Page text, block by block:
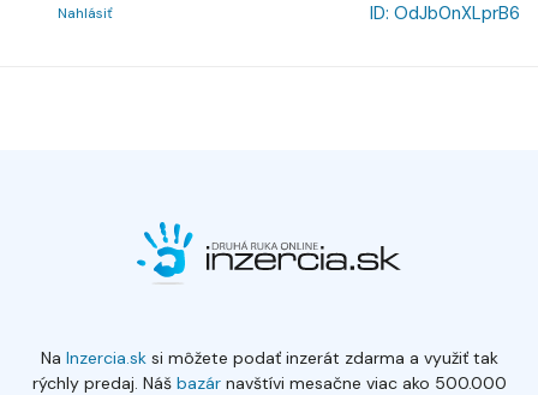
Nahlásiť ID: OdJb0nXLprB6
Na Inzercia.sksi môžete podať inzerát zdarma a využiť tak
rýchly predaj. Náš bazárnavštívi mesačne viac ako 500.000